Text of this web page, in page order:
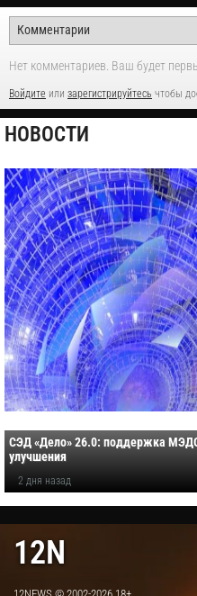
Нет комментариев. Ваш будет
Войдите или зарегистрируйтесь чтобы
НОВОСТИ
СЭД «Дело» 26.0: поддержка
улучшения
2 дня назад
12N